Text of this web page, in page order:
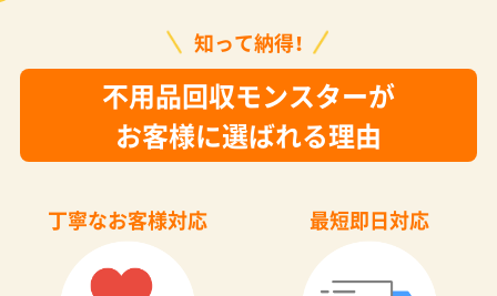
知って納得！
不用品回収モンスターが
お客様に選ばれる理由
丁寧なお客様対応 最短即日対応